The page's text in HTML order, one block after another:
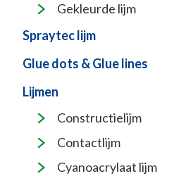
Gekleurde lijm
Spraytec lijm
Glue dots & Glue lines
Lijmen
Constructielijm
Contactlijm
Cyanoacrylaat lijm